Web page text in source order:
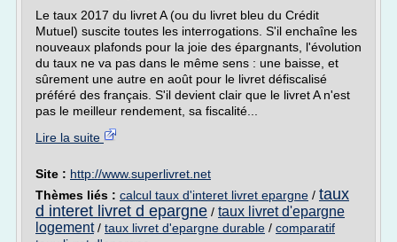
Le taux 2017 du livret A (ou du livret bleu du Crédit
Mutuel) suscite toutes les interrogations. S'il enchaîne les
nouveaux plafonds pour la joie des épargnants, l'évolution
du taux ne va pas dans le même sens : une baisse, et
sûrement une autre en août pour le livret défiscalisé
préféré des français. S'il devient clair que le livret A n'est
pas le meilleur rendement, sa fiscalité...
Lire la suite
Site : http://www.superlivret.net
Thèmes liés : calcul taux d'interet livret epargne / taux
d interet livret d epargne / taux livret d'epargne
logement/ taux livret d'epargne durable / comparatif